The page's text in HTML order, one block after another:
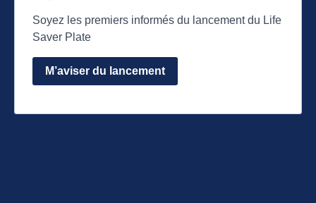
Soyez les premiers informés du lancement du Life
Saver Plate
M’aviser du lancement